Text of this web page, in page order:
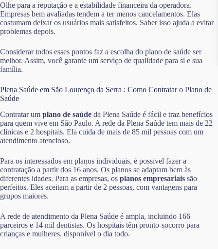
Olhe para a reputação e a estabilidade financeira da operadora.
Empresas bem avaliadas tendem a ter menos cancelamentos. Elas
costumam deixar os usuários mais satisfeitos. Saber isso ajuda a evitar
problemas depois.
Considerar todos esses pontos faz a escolha do plano de saúde ser
melhor. Assim, você garante um serviço de qualidade para si e sua
família.
Plena Saúde em São Lourenço da Serra : Como Contratar o Plano de
Saúde
Contratar um plano de saúde da Plena Saúde é fácil e traz benefícios
para quem vive em São Paulo. A rede da Plena Saúde tem mais de 22
clínicas e 2 hospitais. Ela cuida de mais de 85 mil pessoas com um
atendimento atencioso.
Para os interessados em planos individuais, é possível fazer a
contratação a partir dos 16 anos. Os planos se adaptam bem às
diferentes idades. Para as empresas, os planos empresariais são
perfeitos. Eles aceitam a partir de 2 pessoas, com vantagens para
grupos maiores.
A rede de atendimento da Plena Saúde é ampla, incluindo 166
parceiros e 14 mil dentistas. Os hospitais têm pronto-socorro para
crianças e mulheres, disponível o dia todo.